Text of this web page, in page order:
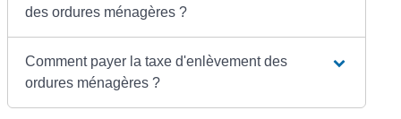
des ordures ménagères ?
Comment payer la taxe d'enlèvement des
ordures ménagères ?